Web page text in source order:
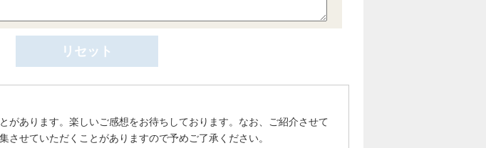
あります。楽しいご感想をお待ちしております。なお、ご紹介させて
せていただくことがありますので予めご了承ください。